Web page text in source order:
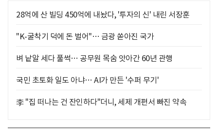
28억에 산 빌딩 450억에 내놨다, '투자의 신' 내린 서장훈
"K-굴착기 덕에 돈 벌어"… 금광 쏟아진 국가
벼 낱알 세다 풀썩… 공무원 목숨 앗아간 60년 관행
국민 초토화 일도 아냐… AI가 만든 '수퍼 무기'
李 "집 떠나는 건 잔인하다"더니, 세제 개편서 빠진 약속